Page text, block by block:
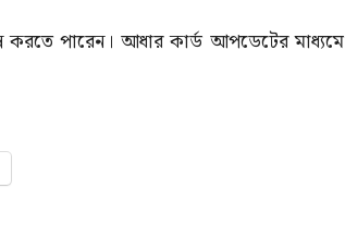
করতে পারেন। আধার কার্ড আপডেটের মাধ্যমে